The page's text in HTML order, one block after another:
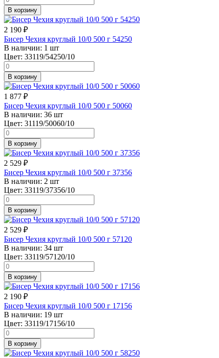
В корзину
2 190 ₽
Бисер Чехия круглый 10/0 500 г 54250
В наличии: 1 шт
Цвет: 33119/54250/10
В корзину
1 877 ₽
Бисер Чехия круглый 10/0 500 г 50060
В наличии: 36 шт
Цвет: 31119/50060/10
В корзину
2 529 ₽
Бисер Чехия круглый 10/0 500 г 37356
В наличии: 2 шт
Цвет: 33119/37356/10
В корзину
2 529 ₽
Бисер Чехия круглый 10/0 500 г 57120
В наличии: 34 шт
Цвет: 33119/57120/10
В корзину
2 190 ₽
Бисер Чехия круглый 10/0 500 г 17156
В наличии: 19 шт
Цвет: 33119/17156/10
В корзину